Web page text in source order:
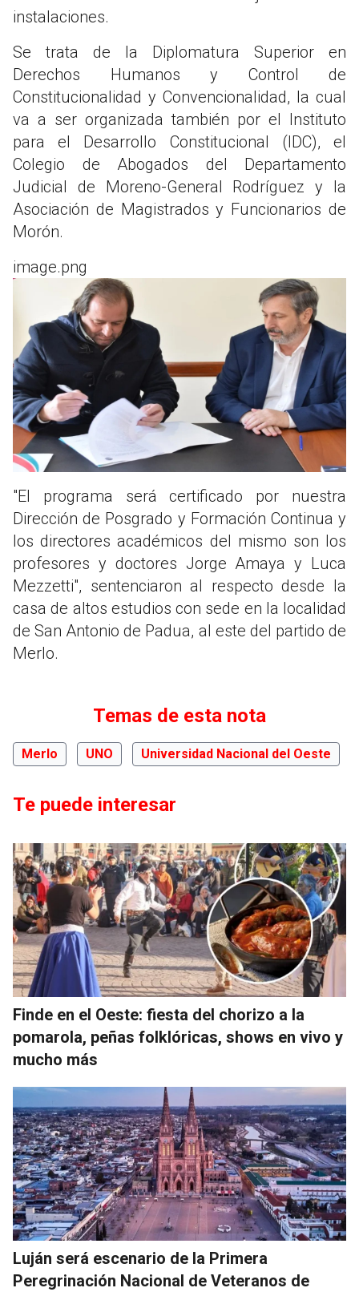
instalaciones.
Se trata de la Diplomatura Superior en
Derechos Humanos y Control de
Constitucionalidad y Convencionalidad, la cual
va a ser organizada también por el Instituto
para el Desarrollo Constitucional (IDC), el
Colegio de Abogados del Departamento
Judicial de Moreno-General Rodríguez y la
Asociación de Magistrados y Funcionarios de
Morón.
image.png
"El programa será certificado por nuestra
Dirección de Posgrado y Formación Continua y
los directores académicos del mismo son los
profesores y doctores Jorge Amaya y Luca
Mezzetti", sentenciaron al respecto desde la
casa de altos estudios con sede en la localidad
de San Antonio de Padua, al este del partido de
Merlo.
Temas de esta nota
Merlo UNO Universidad Nacional del Oeste
Te puede interesar
Finde en el Oeste: fiesta del chorizo a la
pomarola, peñas folklóricas, shows en vivo y
mucho más
Luján será escenario de la Primera
Peregrinación Nacional de Veteranos de